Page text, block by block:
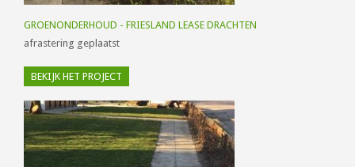
GROENONDERHOUD - FRIESLAND LEASE DRACHTEN
afrastering geplaatst
BEKIJK HET PROJECT